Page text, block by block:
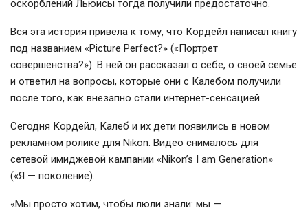
оскорблений Льюисы тогда получили предостаточно.
Вся эта история привела к тому, что Кордейл написал книгу
под названием «Picture Perfect?» («Портрет
совершенства?»). В ней он рассказал о себе, о своей семье
и ответил на вопросы, которые они с Калебом получили
после того, как внезапно стали интернет-сенсацией.
Сегодня Кордейл, Калеб и их дети появились в новом
рекламном ролике для Nikon. Видео снималось для
сетевой имиджевой кампании «Nikon’s I am Generation»
(«Я — поколение).
«Мы просто хотим, чтобы люли знали: мы —